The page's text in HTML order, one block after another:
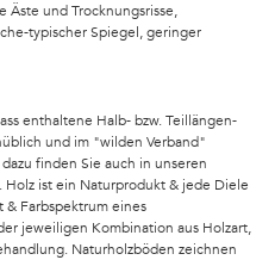
Äste und Trocknungsrisse,
typischer Spiegel, geringer
enthaltene Halb- bzw. Teillängen-
und im "wilden Verband"
finden Sie auch in unseren
ist ein Naturprodukt & jede Diele
Farbspektrum eines
jeweiligen Kombination aus Holzart,
Naturholzböden zeichnen